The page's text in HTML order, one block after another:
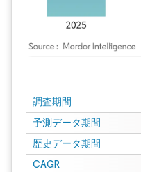
調査期間
予測データ期間
歴史データ期間
CAGR